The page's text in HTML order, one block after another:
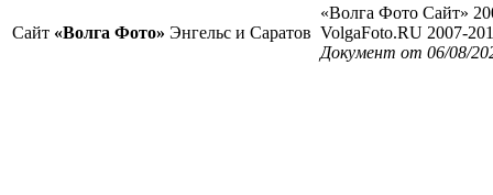
Сайт «Волга Фото» Энгельс и Саратов
«Волга Фото Сайт»
VolgaFoto.RU 2007-
Документ от 06/08/